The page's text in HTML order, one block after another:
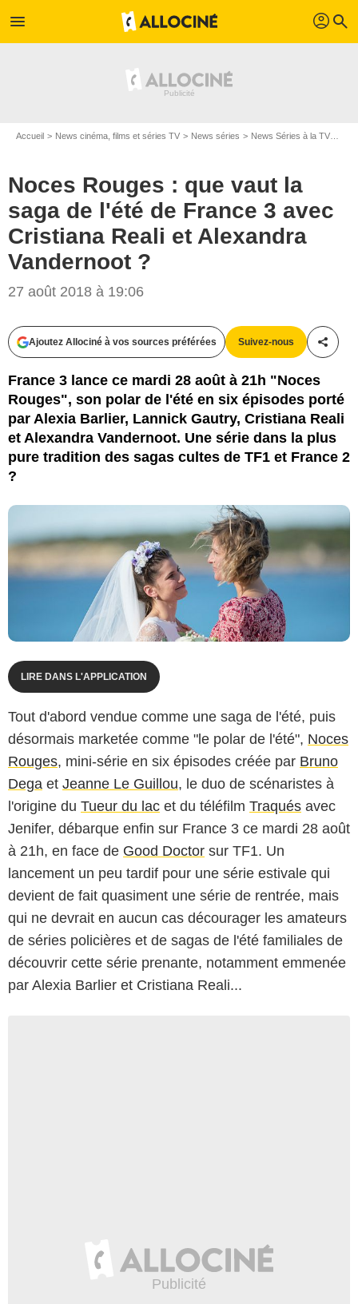
menu profil search
Accueil News cinéma, films et séries TV News séries News Séries à la TV
Noces Rouges : que vaut la
saga de l'été de France 3 avec
Cristiana Reali et Alexandra
Vandernoot ?
27 août 2018 à 19:06
Ajoutez Allociné à vos sources préférées Suivez-nous
France 3 lance ce mardi 28 août à 21h "Noces
Rouges", son polar de l'été en six épisodes porté
par Alexia Barlier, Lannick Gautry, Cristiana Reali
et Alexandra Vandernoot. Une série dans la plus
pure tradition des sagas cultes de TF1 et France 2
?
Nicolas Copin / Scarlett Production / France 3
LIRE DANS L'APPLICATION
Tout d'abord vendue comme une saga de l'été, puis
désormais marketée comme "le polar de l'été", Noces
Rouges, mini-série en six épisodes créée par Bruno
Dega et Jeanne Le Guillou, le duo de scénaristes à
l'origine du Tueur du lac et du téléfilm Traqués avec
Jenifer, débarque enfin sur France 3 ce mardi 28 août
à 21h, en face de Good Doctor sur TF1. Un
lancement un peu tardif pour une série estivale qui
devient de fait quasiment une série de rentrée, mais
qui ne devrait en aucun cas décourager les amateurs
de séries policières et de sagas de l'été familiales de
découvrir cette série prenante, notamment emmenée
par Alexia Barlier et Cristiana Reali...